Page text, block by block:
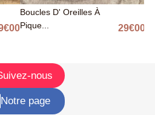
Prix
€00
Boucles D' Oreilles À
Pique...
29€00
nous
Notre page